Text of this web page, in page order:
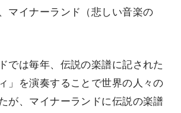
マイナーランド（悲しい音楽の
では毎年、伝説の楽譜に記された
」を演奏することで世界の人々の
が、マイナーランドに伝説の楽譜